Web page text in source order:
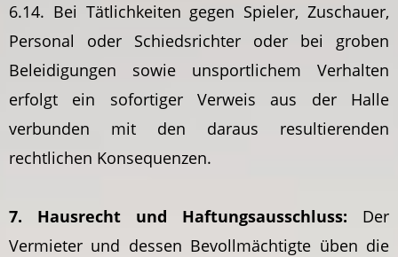
6.14. Bei Tätlichkeiten gegen Spieler, Zuschauer,
Personal oder Schiedsrichter oder bei groben
Beleidigungen sowie unsportlichem Verhalten
erfolgt ein sofortiger Verweis aus der Halle
verbunden mit den daraus resultierenden
rechtlichen Konsequenzen.
7. Hausrecht und Haftungsausschluss: Der
Vermieter und dessen Bevollmächtigte üben die